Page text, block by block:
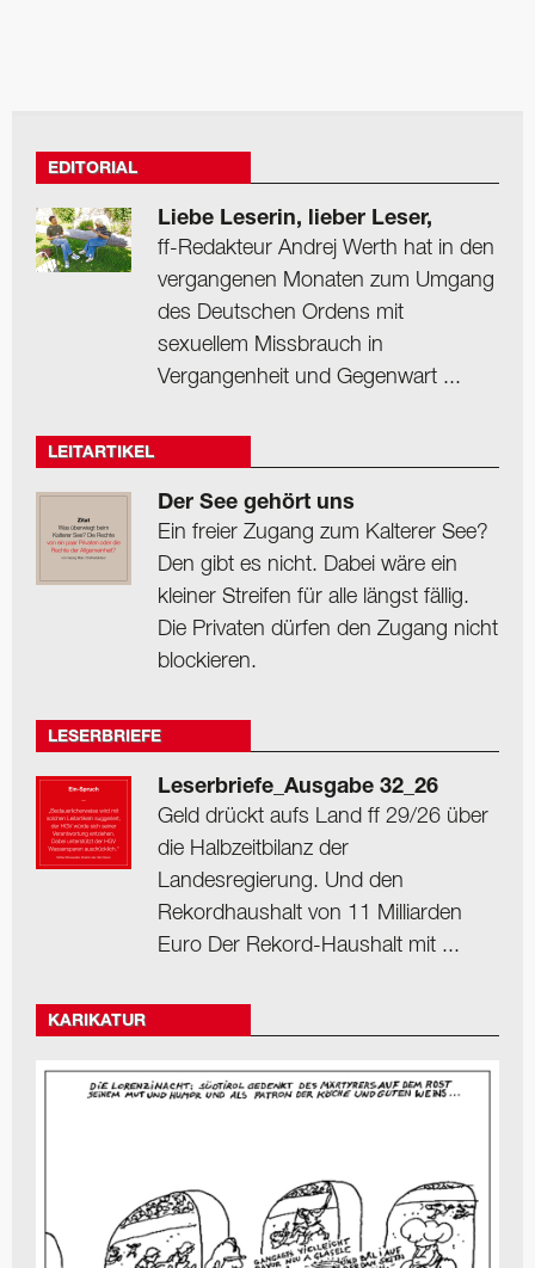
EDITORIAL
Liebe Leserin, lieber Leser,
ff-Redakteur Andrej Werth hat in den
vergangenen Monaten zum Umgang
des Deutschen Ordens mit
sexuellem Missbrauch in
Vergangenheit und Gegenwart ...
LEITARTIKEL
Der See gehört uns
Ein freier Zugang zum Kalterer See?
Den gibt es nicht. Dabei wäre ein
kleiner Streifen für alle längst fällig.
Die Privaten dürfen den Zugang nicht
blockieren.
LESERBRIEFE
Leserbriefe_Ausgabe 32_26
Geld drückt aufs Land ff 29/26 über
die Halbzeitbilanz der
Landesregierung. Und den
Rekordhaushalt von 11 Milliarden
Euro Der Rekord-Haushalt mit ...
KARIKATUR